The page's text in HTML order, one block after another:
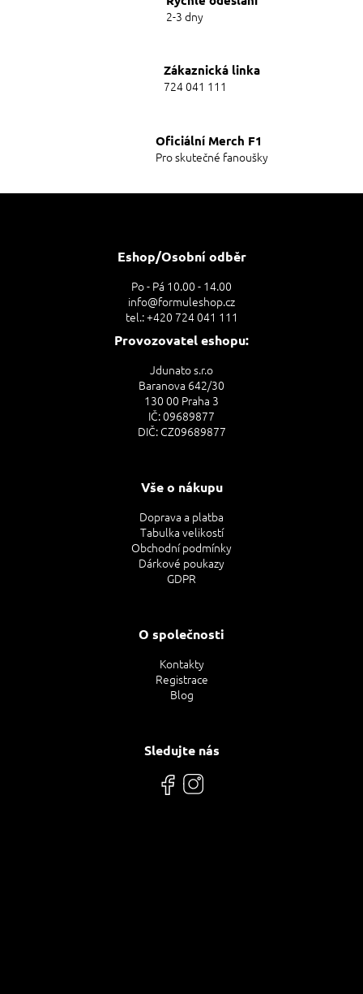
p
r
y
v
s
u
2-3 dny
Zákaznická linka
724 041 111
Oficiální Merch F1
Pro skutečné fanoušky
Eshop/Osobní odběr
Po - Pá 10.00 - 14.00
info@formuleshop.cz
tel.: +420 724 041 111
Provozovatel eshopu:
Jdunato s.r.o
Baranova 642/30
130 00 Praha 3
IČ: 09689877
DIČ: CZ09689877
Vše o nákupu
Doprava a platba
Tabulka velikostí
Obchodní podmínky
Dárkové poukazy
GDPR
O společnosti
Kontakty
Registrace
Blog
Sledujte nás